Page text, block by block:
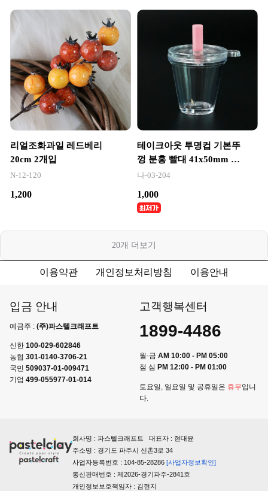
리얼조화과일 레드베리
20cm 2개입
N-12-120
1,200
테이크아웃 투명컵 기본뚜
껑 분홍 빨대 41x50mm 3
개입
나-03-204
1,000
20개 더보기
이용약관 개인정보처리방침 이용안내
입금 안내
예금주 : (주)파스텔크래프트
신한 100-029-602846
농협 301-0140-3706-21
국민 509037-01-009471
기업 499-055977-01-014
고객행복센터
1899-4486
월-금 AM 10:00 - PM 05:00
점 심 PM 12:00 - PM 01:00
토요일, 일요일 및 공휴일은 휴무입니
다.
회사명 : 파스텔크래프트 대표자 : 현대윤
주소명 : 경기도 파주시 신촌3로 34
사업자등록번호 : 104-85-28286 [사업자정보확인]
통신판매번호 : 제2026-경기파주-2841호
개인정보보호책임자 : 김현지